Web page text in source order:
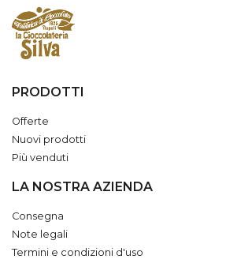
PRODOTTI
Offerte
Nuovi prodotti
Più venduti
LA NOSTRA AZIENDA
Consegna
Note legali
Termini e condizioni d'uso